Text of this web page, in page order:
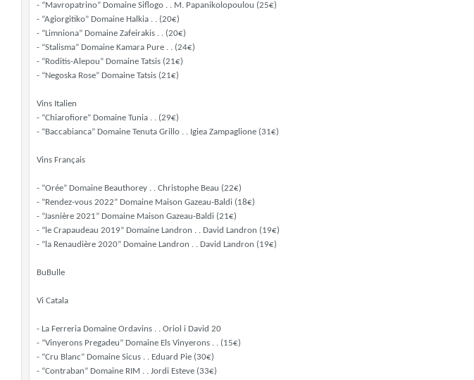
- “Mavropatrino” Domaine Siflogo . . M. Papanikolopoulou (25€)
- “Agiorgitiko” Domaine Halkia . . (20€)
- “Limniona” Domaine Zafeirakis . . (20€)
- “Stalisma” Domaine Kamara Pure . . (24€)
- “Roditis-Alepou” Domaine Tatsis (21€)
- “Negoska Rose” Domaine Tatsis (21€)
Vins Italien
- “Chiarofiore” Domaine Tunia . . (29€)
- “Baccabianca” Domaine Tenuta Grillo . . Igiea Zampaglione (31€)
Vins Français
- “Orée” Domaine Beauthorey . . Christophe Beau (22€)
- “Rendez-vous 2022” Domaine Maison Gazeau-Baldi (18€)
- “Jasnière 2021” Domaine Maison Gazeau-Baldi (21€)
- “le Crapaudeau 2019” Domaine Landron . . David Landron (19€)
- “la Renaudière 2020” Domaine Landron . . David Landron (19€)
BuBulle
Vi Catala
- La Ferreria Domaine Ordavins . . Oriol i David 20
- “Vinyerons Pregadeu” Domaine Els Vinyerons . . (15€)
- “Cru Blanc” Domaine Sicus . . Eduard Pie (30€)
- “Contraban” Domaine RIM . . Jordi Esteve (33€)